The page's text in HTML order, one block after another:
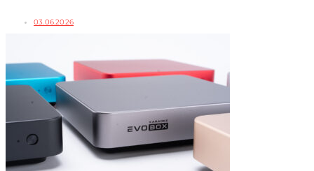
03.06.2026